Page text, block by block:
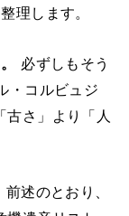
理します。
必ずしもそう
・コルビュジ
古さ」より「人
前述のとおり、